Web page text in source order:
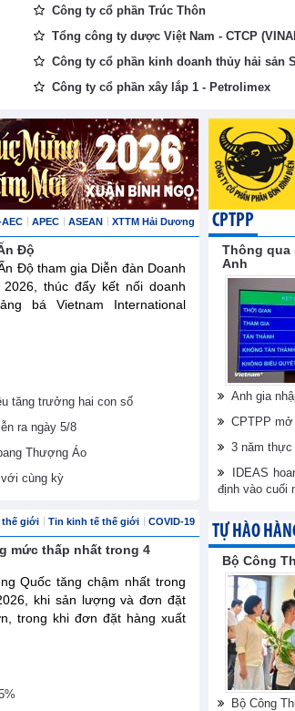
Công ty cổ phần Trúc Thôn
Tổng công ty dược Việt Nam - CTCP
Công ty cổ phần kinh doanh thủy hải sản
Công ty cổ phần xây lắp 1 - Petrolimex
APEC ASEAN XTTM Hải Dương
Độ
Độ tham gia Diễn đàn Doanh
thúc đẩy kết nối doanh
bá Vietnam International
tăng trưởng hai con số
ra ngày 5/8
Thượng Áo
với cùng kỳ
thế giới Tin kinh tế thế giới COVID-19
mức thấp nhất trong 4
Quốc tăng chậm nhất trong
khi sản lượng và đơn đặt
trong khi đơn đặt hàng xuất
CPTPP
Thông qua
Anh
Anh gia
CPTPP
3 năm thực
IDEAS
định vào cuối
TỰ HÀO
Bộ Công
Bộ Công